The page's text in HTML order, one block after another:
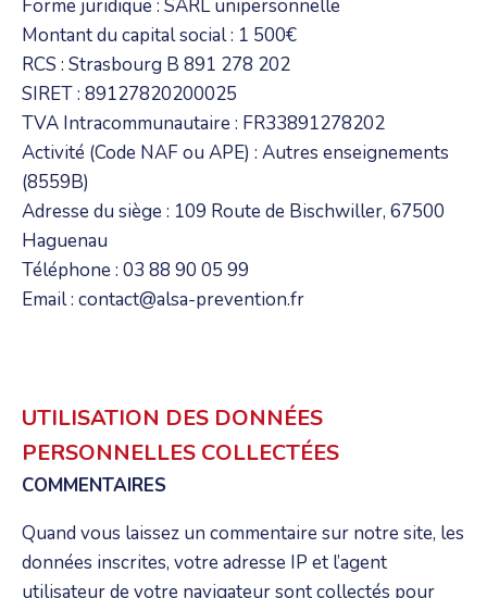
Forme juridique : SARL unipersonnelle
Montant du capital social : 1 500€
RCS : Strasbourg B 891 278 202
SIRET : 89127820200025
TVA Intracommunautaire : FR33891278202
Activité (Code NAF ou APE) : Autres enseignements
(8559B)
Adresse du siège : 109 Route de Bischwiller, 67500
Haguenau
Téléphone : 03 88 90 05 99
Email : contact@alsa-prevention.fr
UTILISATION DES DONNÉES
PERSONNELLES COLLECTÉES
COMMENTAIRES
Quand vous laissez un commentaire sur notre site, les
données inscrites, votre adresse IP et l’agent
utilisateur de votre navigateur sont collectés pour